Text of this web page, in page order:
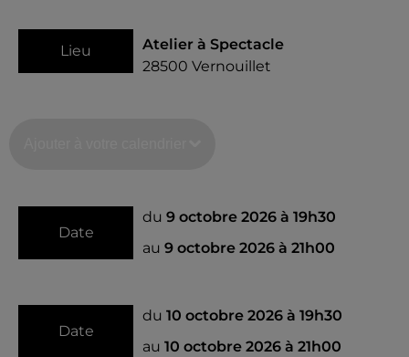
Lieu
Atelier à Spectacle
28500 Vernouillet
Date
du 9 octobre 2026 à 19h30
au 9 octobre 2026 à 21h00
Date
du 10 octobre 2026 à 19h30
au 10 octobre 2026 à 21h00